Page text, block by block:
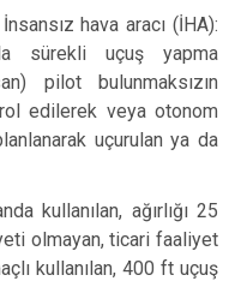
İnsansız hava aracı (İHA):
sürekli uçuş yapma
pilot bulunmaksızın
edilerek veya otonom
uçurulan ya da
kullanılan, ağırlığı 25
olmayan, ticari faaliyet
kullanılan, 400 ft uçuş